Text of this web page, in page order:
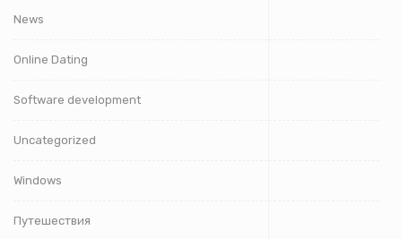
News
Online Dating
Software development
Uncategorized
Windows
Путешествия